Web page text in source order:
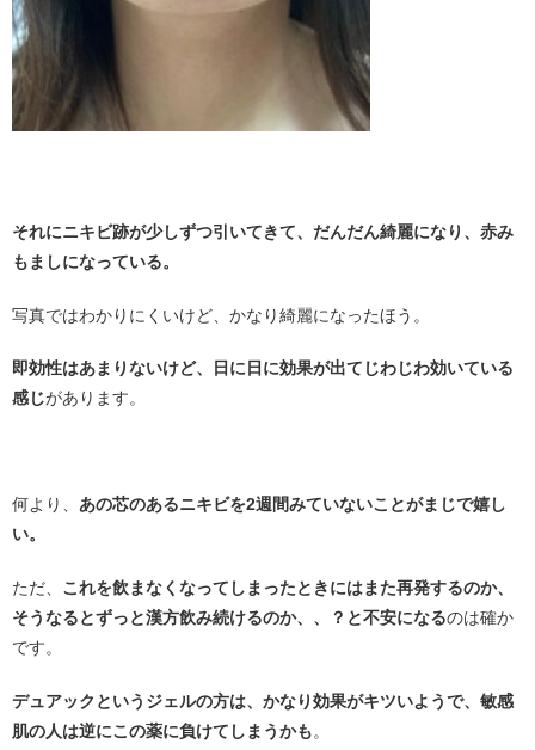
それにニキビ跡が少しずつ引いてきて、だんだん綺麗になり、赤み
もましになっている。
写真ではわかりにくいけど、かなり綺麗になったほう。
即効性はあまりないけど、日に日に効果が出てじわじわ効いている
感じがあります。
何より、 あの芯のあるニキビを2週間みていないことがまじで嬉し
い。
ただ、 これを飲まなくなってしまったときにはまた再発するのか、
そうなるとずっと漢方飲み続けるのか、、？と不安になるのは確か
です。
デュアックというジェルの方は、かなり効果がキツいようで、敏感
肌の人は逆にこの薬に負けてしまうかも。